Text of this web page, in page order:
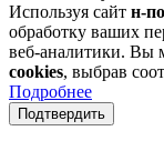
Используя сайт н-
обработку ваших
веб-аналитики. Вы
cookies, выбрав
Подробнее
Подтвердить